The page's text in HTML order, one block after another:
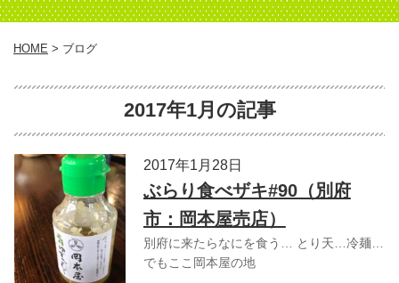
HOME > ブログ
2017年1月の記事
2017年1月28日
ぶらり食べザキ#90（別府
市：岡本屋売店）
別府に来たらなにを食う… とり天…冷麺…
でもここ岡本屋の地